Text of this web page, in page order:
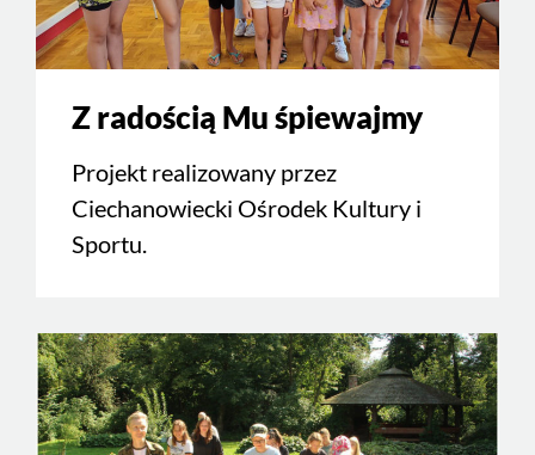
Z radością Mu śpiewajmy
Projekt realizowany przez
Ciechanowiecki Ośrodek Kultury i
Sportu.